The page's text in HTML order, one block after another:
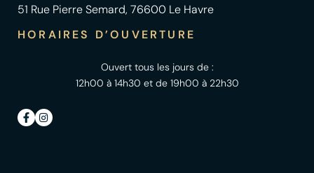
51 Rue Pierre Semard, 76600 Le Havre
HORAIRES D’OUVERTURE
Ouvert tous les jours de :
12h00 à 14h30 et de 19h00 à 22h30